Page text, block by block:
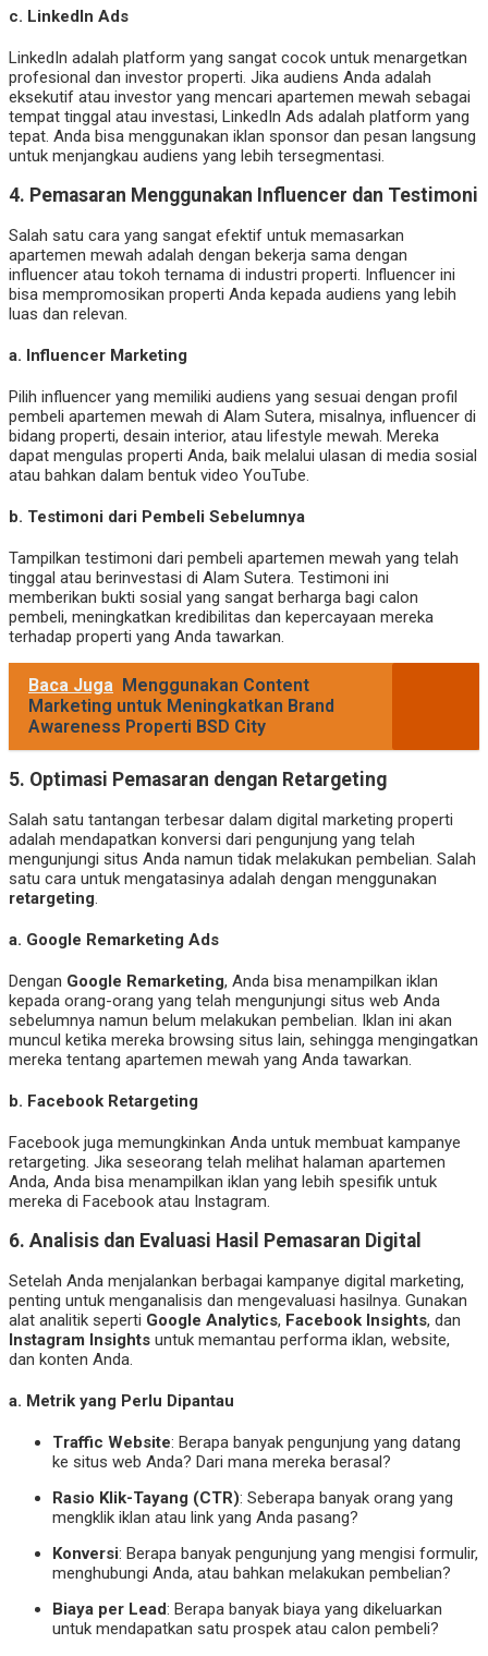
c. LinkedIn Ads
LinkedIn adalah platform yang sangat cocok untuk menargetkan
profesional dan investor properti. Jika audiens Anda adalah
eksekutif atau investor yang mencari apartemen mewah sebagai
tempat tinggal atau investasi, LinkedIn Ads adalah platform yang
tepat. Anda bisa menggunakan iklan sponsor dan pesan langsung
untuk menjangkau audiens yang lebih tersegmentasi.
4. Pemasaran Menggunakan Influencer dan Testimoni
Salah satu cara yang sangat efektif untuk memasarkan
apartemen mewah adalah dengan bekerja sama dengan
influencer atau tokoh ternama di industri properti. Influencer ini
bisa mempromosikan properti Anda kepada audiens yang lebih
luas dan relevan.
a. Influencer Marketing
Pilih influencer yang memiliki audiens yang sesuai dengan profil
pembeli apartemen mewah di Alam Sutera, misalnya, influencer di
bidang properti, desain interior, atau lifestyle mewah. Mereka
dapat mengulas properti Anda, baik melalui ulasan di media sosial
atau bahkan dalam bentuk video YouTube.
b. Testimoni dari Pembeli Sebelumnya
Tampilkan testimoni dari pembeli apartemen mewah yang telah
tinggal atau berinvestasi di Alam Sutera. Testimoni ini
memberikan bukti sosial yang sangat berharga bagi calon
pembeli, meningkatkan kredibilitas dan kepercayaan mereka
terhadap properti yang Anda tawarkan.
Baca Juga Menggunakan Content
Marketing untuk Meningkatkan Brand
Awareness Properti BSD City
5. Optimasi Pemasaran dengan Retargeting
Salah satu tantangan terbesar dalam digital marketing properti
adalah mendapatkan konversi dari pengunjung yang telah
mengunjungi situs Anda namun tidak melakukan pembelian. Salah
satu cara untuk mengatasinya adalah dengan menggunakan
retargeting.
a. Google Remarketing Ads
Dengan Google Remarketing, Anda bisa menampilkan iklan
kepada orang-orang yang telah mengunjungi situs web Anda
sebelumnya namun belum melakukan pembelian. Iklan ini akan
muncul ketika mereka browsing situs lain, sehingga mengingatkan
mereka tentang apartemen mewah yang Anda tawarkan.
b. Facebook Retargeting
Facebook juga memungkinkan Anda untuk membuat kampanye
retargeting. Jika seseorang telah melihat halaman apartemen
Anda, Anda bisa menampilkan iklan yang lebih spesifik untuk
mereka di Facebook atau Instagram.
6. Analisis dan Evaluasi Hasil Pemasaran Digital
Setelah Anda menjalankan berbagai kampanye digital marketing,
penting untuk menganalisis dan mengevaluasi hasilnya. Gunakan
alat analitik seperti Google Analytics, Facebook Insights, dan
Instagram Insights untuk memantau performa iklan, website,
dan konten Anda.
a. Metrik yang Perlu Dipantau
Traffic Website: Berapa banyak pengunjung yang datang
ke situs web Anda? Dari mana mereka berasal?
Rasio Klik-Tayang (CTR): Seberapa banyak orang yang
mengklik iklan atau link yang Anda pasang?
Konversi: Berapa banyak pengunjung yang mengisi formulir,
menghubungi Anda, atau bahkan melakukan pembelian?
Biaya per Lead: Berapa banyak biaya yang dikeluarkan
untuk mendapatkan satu prospek atau calon pembeli?